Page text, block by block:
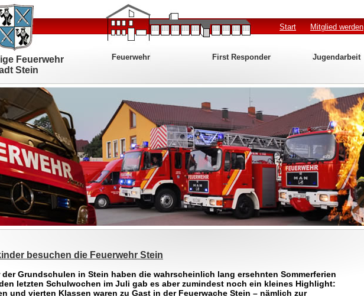
Start Mitglied werden
Feuerwehr
Stein
Jugendarbeit
First Responder
Feuerwehr
besuchen die Feuerwehr Stein
Grundschulen in Stein haben die wahrscheinlich lang ersehnten Sommerferien
letzten Schulwochen im Juli gab es aber zumindest noch ein kleines Highlight:
und vierten Klassen waren zu Gast in der Feuerwache Stein – nämlich zur